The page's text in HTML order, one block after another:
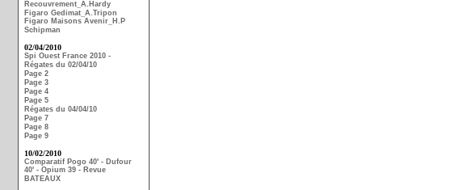
Recouvrement_A.Hardy
Figaro Gedimat_A.Tripon
Figaro Maisons Avenir_H.P
Schipman
02/04/2010
Spi Ouest France 2010 -
Régates du 02/04/10
Page 2
Page 3
Page 4
Page 5
Régates du 04/04/10
Page 7
Page 8
Page 9
10/02/2010
Comparatif Pogo 40' - Dufour
40' - Opium 39 - Revue
BATEAUX